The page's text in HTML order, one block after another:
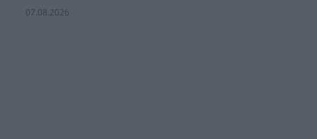
07.08.2026